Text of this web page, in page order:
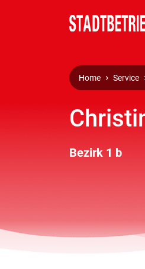
Home Service
Bezirk 1 b